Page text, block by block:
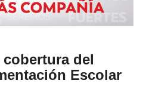
del
Escolar